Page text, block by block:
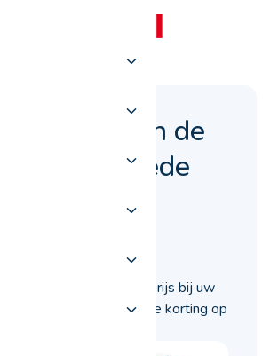
kopen tegen de
een goede
nu al tegen de zomerprijs bij uw
en krijg een mooie korting op